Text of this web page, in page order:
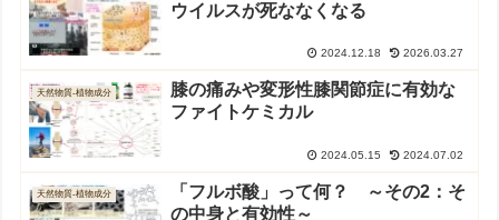
ウイルスが死ななくなる
2024.12.18 2026.03.27
天然物質-植物成分
膝の痛みや変形性膝関節症に有効な
ファイトケミカル
2024.05.15 2024.07.02
天然物質-植物成分
「フルボ酸」って何？ ～その2：そ
の中身と有効性～